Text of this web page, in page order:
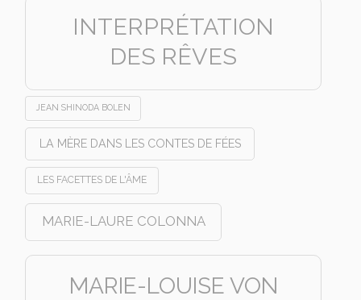
INTERPRÉTATION
DES RÊVES
JEAN SHINODA BOLEN
LA MÈRE DANS LES CONTES DE FÉES
LES FACETTES DE L'ÂME
MARIE-LAURE COLONNA
MARIE-LOUISE VON